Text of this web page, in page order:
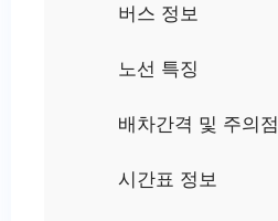
버스 정보
노선 특징
배차간격 및 주의점
시간표 정보